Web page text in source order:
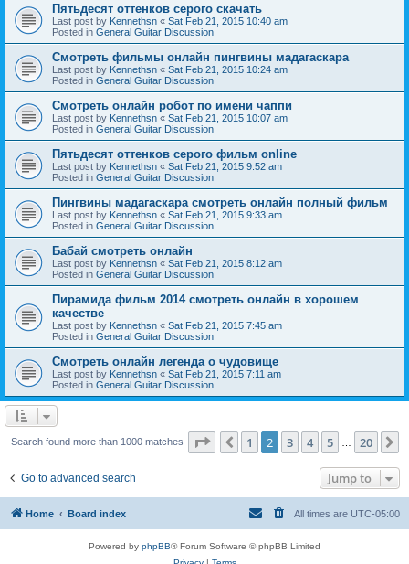
Пятьдесят оттенков серого скачать
Last post by Kennethsn « Sat Feb 21, 2015 10:40 am
Posted in General Guitar Discussion
Смотреть фильмы онлайн пингвины мадагаскара
Last post by Kennethsn « Sat Feb 21, 2015 10:24 am
Posted in General Guitar Discussion
Смотреть онлайн робот по имени чаппи
Last post by Kennethsn « Sat Feb 21, 2015 10:07 am
Posted in General Guitar Discussion
Пятьдесят оттенков серого фильм online
Last post by Kennethsn « Sat Feb 21, 2015 9:52 am
Posted in General Guitar Discussion
Пингвины мадагаскара смотреть онлайн полный фильм
Last post by Kennethsn « Sat Feb 21, 2015 9:33 am
Posted in General Guitar Discussion
Бабай смотреть онлайн
Last post by Kennethsn « Sat Feb 21, 2015 8:12 am
Posted in General Guitar Discussion
Пирамида фильм 2014 смотреть онлайн в хорошем
качестве
Last post by Kennethsn « Sat Feb 21, 2015 7:45 am
Posted in General Guitar Discussion
Смотреть онлайн легенда о чудовище
Last post by Kennethsn « Sat Feb 21, 2015 7:11 am
Posted in General Guitar Discussion
Search found more than 1000 matches Page of 20
Previous
1 2 3 4 5 20
Go to advanced search Jump to
Home Board index All times are UTC-05:00
Powered by phpBB® Forum Software © phpBB Limited